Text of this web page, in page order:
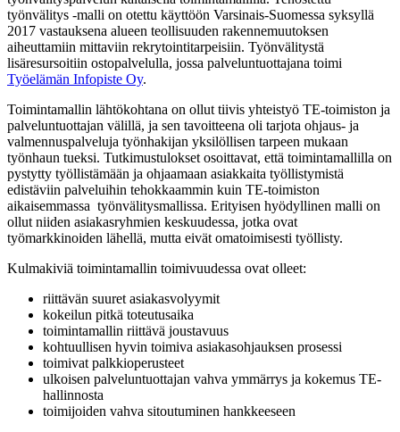
työnvälitys -malli on otettu käyttöön Varsinais-Suomessa syksyllä
2017 vastauksena alueen teollisuuden rakennemuutoksen
aiheuttamiin mittaviin rekrytointitarpeisiin. Työnvälitystä
lisäresursoitiin ostopalvelulla, jossa palveluntuottajana toimi
Työelämän Infopiste Oy.
Toimintamallin lähtökohtana on ollut tiivis yhteistyö TE-toimiston ja
palveluntuottajan välillä, ja sen tavoitteena oli tarjota ohjaus- ja
valmennuspalveluja työnhakijan yksilöllisen tarpeen mukaan
työnhaun tueksi. Tutkimustulokset osoittavat, että toimintamallilla on
pystytty työllistämään ja ohjaamaan asiakkaita työllistymistä
edistäviin palveluihin tehokkaammin kuin TE-toimiston
aikaisemmassa työnvälitysmallissa. Erityisen hyödyllinen malli on
ollut niiden asiakasryhmien keskuudessa, jotka ovat
työmarkkinoiden lähellä, mutta eivät omatoimisesti työllisty.
Kulmakiviä toimintamallin toimivuudessa ovat olleet:
riittävän suuret asiakasvolyymit
kokeilun pitkä toteutusaika
toimintamallin riittävä joustavuus
kohtuullisen hyvin toimiva asiakasohjauksen prosessi
toimivat palkkioperusteet
ulkoisen palveluntuottajan vahva ymmärrys ja kokemus TE-
hallinnosta
toimijoiden vahva sitoutuminen hankkeeseen